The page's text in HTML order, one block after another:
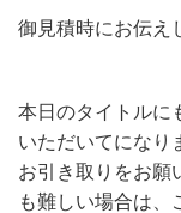
御見積時にお伝え
本日のタイトルに
いただいてになり
お引き取りをお願
も難しい場合は、